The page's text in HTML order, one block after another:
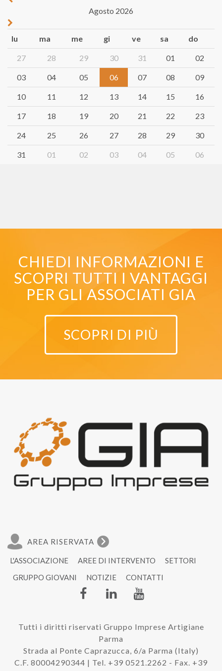
Agosto 2026
lu ma me gi ve sa do
27 28 29 30 31 01 02
03 04 05 06 07 08 09
10 11 12 13 14 15 16
17 18 19 20 21 22 23
24 25 26 27 28 29 30
31 01 02 03 04 05 06
CHIEDI INFORMAZIONI E
SCOPRI TUTTI I VANTAGGI
PER GLI ASSOCIATI GIA
SCOPRI DI PIÙ
AREA RISERVATA
L'ASSOCIAZIONE AREE DI INTERVENTO
SETTORI
GRUPPO GIOVANI
NOTIZIE CONTATTI
Tutti i diritti riservati Gruppo Imprese Artigiane
Parma
Strada al Ponte Caprazucca, 6/a Parma (Italy)
C.F. 80004290344 | Tel. +39 0521.2262 - Fax. +39